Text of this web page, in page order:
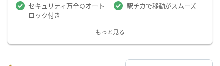
セキュリティ万全のオート
ロック付き
駅チカで移動がスムーズ
もっと見る